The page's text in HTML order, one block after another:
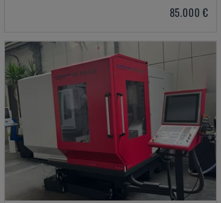
85.000 €